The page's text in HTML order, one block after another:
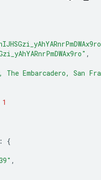
,
The Embarcadero, San
1
:
{
,